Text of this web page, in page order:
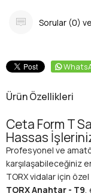
Sorular (0)
Ürün Özellikleri
Ceta Form T
Hassas
Profesyonel ve
karşılaşabileceğiniz
TORX vidalar için
TORX Anahtar - T9,